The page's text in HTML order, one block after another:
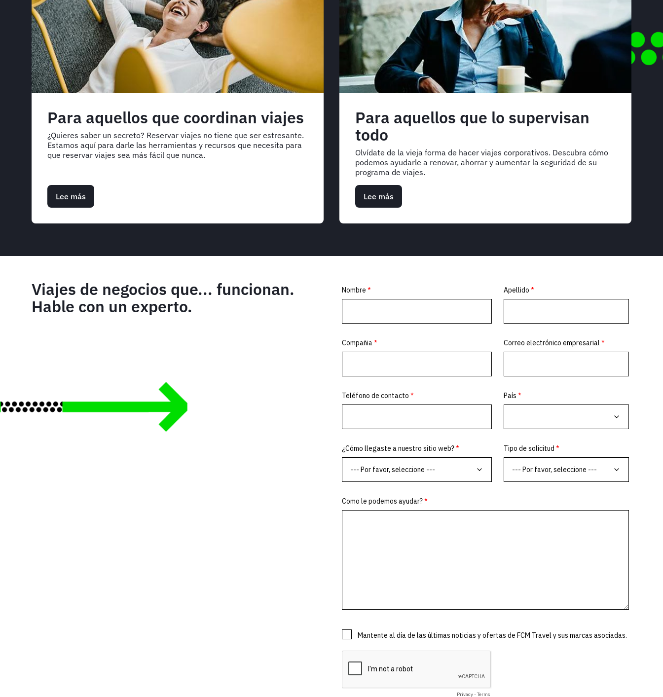
Para aquellos que coordinan viajes
¿Quieres saber un secreto? Reservar viajes no tiene que ser estresante.
Estamos aquí para darle las herramientas y recursos que necesita para
que reservar viajes sea más fácil que nunca.
Lee más
Para aquellos que lo supervisan
todo
Olvídate de la vieja forma de hacer viajes corporativos. Descubra cómo
podemos ayudarle a renovar, ahorrar y aumentar la seguridad de su
programa de viajes.
Lee más
Viajes de negocios que... funcionan.
Hable con un experto.